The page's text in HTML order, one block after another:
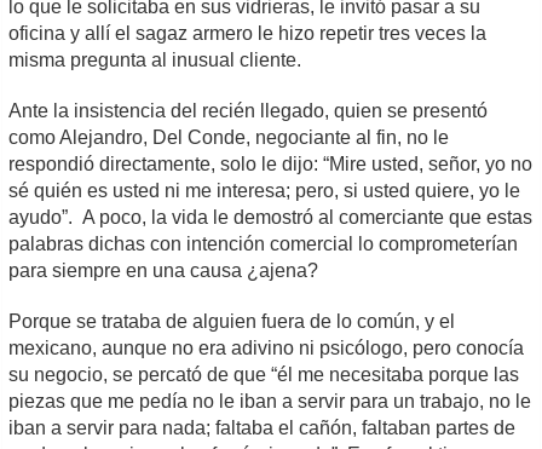
lo que le solicitaba en sus vidrieras, le invitó pasar a su
oficina y allí el sagaz armero le hizo repetir tres veces la
misma pregunta al inusual cliente.
Ante la insistencia del recién llegado, quien se presentó
como Alejandro, Del Conde, negociante al fin, no le
respondió directamente, solo le dijo: “Mire usted, señor, yo no
sé quién es usted ni me interesa; pero, si usted quiere, yo le
ayudo”. A poco, la vida le demostró al comerciante que estas
palabras dichas con intención comercial lo comprometerían
para siempre en una causa ¿ajena?
Porque se trataba de alguien fuera de lo común, y el
mexicano, aunque no era adivino ni psicólogo, pero conocía
su negocio, se percató de que “él me necesitaba porque las
piezas que me pedía no le iban a servir para un trabajo, no le
iban a servir para nada; faltaba el cañón, faltaban partes de